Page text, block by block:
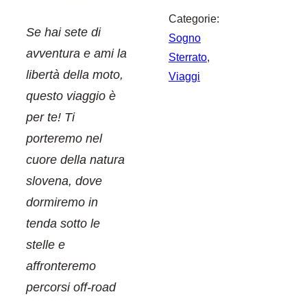
Se hai sete di
avventura e ami la
libertà della moto,
questo viaggio è
per te! Ti
porteremo nel
cuore della natura
slovena, dove
dormiremo in
tenda sotto le
stelle e
affronteremo
percorsi off-road
Categorie:
Sogno
Sterrato
Viaggi